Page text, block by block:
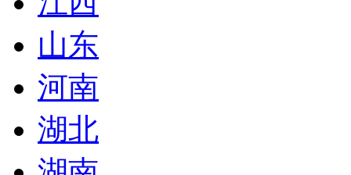
山东
河南
湖北